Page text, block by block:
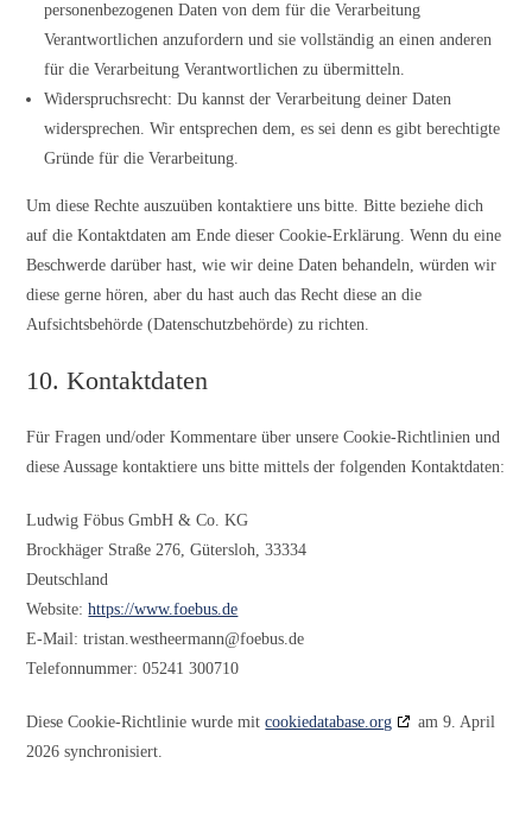
personenbezogenen Daten von dem für die Verarbeitung
Verantwortlichen anzufordern und sie vollständig an einen anderen
für die Verarbeitung Verantwortlichen zu übermitteln.
Widerspruchsrecht: Du kannst der Verarbeitung deiner Daten
widersprechen. Wir entsprechen dem, es sei denn es gibt berechtigte
Gründe für die Verarbeitung.
Um diese Rechte auszuüben kontaktiere uns bitte. Bitte beziehe dich
auf die Kontaktdaten am Ende dieser Cookie-Erklärung. Wenn du eine
Beschwerde darüber hast, wie wir deine Daten behandeln, würden wir
diese gerne hören, aber du hast auch das Recht diese an die
Aufsichtsbehörde (Datenschutzbehörde) zu richten.
10. Kontaktdaten
Für Fragen und/oder Kommentare über unsere Cookie-Richtlinien und
diese Aussage kontaktiere uns bitte mittels der folgenden Kontaktdaten:
Ludwig Föbus GmbH & Co. KG
Brockhäger Straße 276, Gütersloh, 33334
Deutschland
Website:https://www.foebus.de
E-Mail:tristan.westheermann@foebus.de
Telefonnummer: 05241 300710
Diese Cookie-Richtlinie wurde mitcookiedatabase.org
am 9. April
2026 synchronisiert.